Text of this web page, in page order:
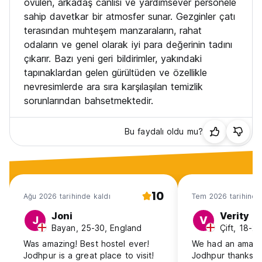
12.Biz bir gezgin pansiyonuyuz ve grup konaklamalarını ve
uzun konaklamaları teşvik etmiyoruz. 4 kişiden fazla
rezervasyonlar veya 7 günden uzun konaklamalar için lütfen
yetki almak için önce bize e-posta gönderin. Aksi takdirde
rezervasyonunuzu herhangi bir geri ödeme olmaksızın
sonlandırma hakkımızı saklı tutuyoruz.
13. Tesisin Green Social'ın klimasız çalışma saatlerini 12:00 -
20:00 saatleri arasında takip ettiğini lütfen unutmayın. Bu
süre zarfında konukların dinlenmesi ve dinlenmesi için ortak
alanlar klimalıdır.
14. E-postayla telefonla olduğundan çok daha iyiyiz. Bizi
aramadan önce sorularınızı bize e-posta ile gönderin :)
(Auto-translated from original language)
övülen, arkadaş canlısı ve yardımsever personele
sahip davetkar bir atmosfer sunar. Gezginler çatı
terasından muhteşem manzaraların, rahat
odaların ve genel olarak iyi para değerinin tadını
çıkarır. Bazı yeni geri bildirimler, yakındaki
tapınaklardan gelen gürültüden ve özellikle
nevresimlerde ara sıra karşılaşılan temizlik
sorunlarından bahsetmektedir.
Bu faydalı oldu mu?
Ağu 2026 tarihinde kaldı 10
J Joni
Bayan, 25-30, England
Was amazing! Best hostel ever!
Jodhpur is a great place to visit!
Tem 2026 tarihinde
V Verity
Çift, 18-
We had an
Jodhpur thanks